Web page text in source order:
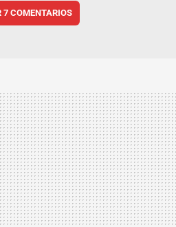
7 COMENTARIOS